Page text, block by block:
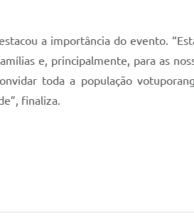
a importância do evento.
e, principalmente, para as
toda a população
finaliza.